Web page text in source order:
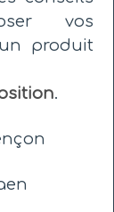
vos
produit
.